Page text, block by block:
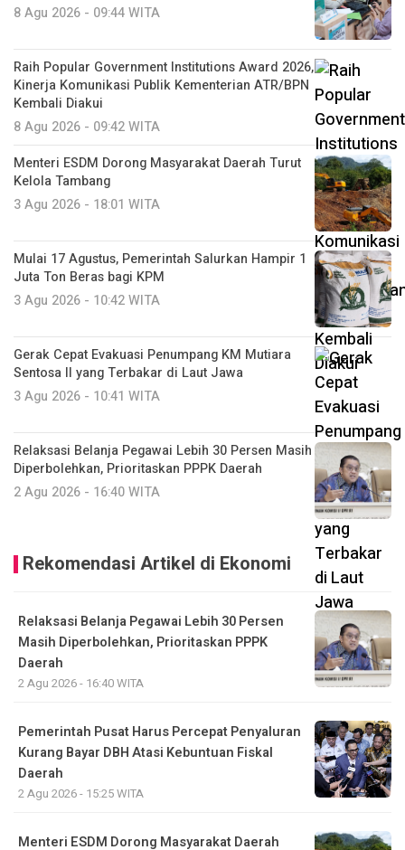
8 Agu 2026 - 09:44 WITA
Raih Popular Government Institutions Award 2026,
Kinerja Komunikasi Publik Kementerian ATR/BPN
Kembali Diakui
8 Agu 2026 - 09:42 WITA
Menteri ESDM Dorong Masyarakat Daerah Turut
Kelola Tambang
3 Agu 2026 - 18:01 WITA
Mulai 17 Agustus, Pemerintah Salurkan Hampir 1
Juta Ton Beras bagi KPM
3 Agu 2026 - 10:42 WITA
Gerak Cepat Evakuasi Penumpang KM Mutiara
Sentosa II yang Terbakar di Laut Jawa
3 Agu 2026 - 10:41 WITA
Relaksasi Belanja Pegawai Lebih 30 Persen Masih
Diperbolehkan, Prioritaskan PPPK Daerah
2 Agu 2026 - 16:40 WITA
Rekomendasi Artikel di Ekonomi
Relaksasi Belanja Pegawai Lebih 30 Persen
Masih Diperbolehkan, Prioritaskan PPPK
Daerah
2 Agu 2026 - 16:40 WITA
Pemerintah Pusat Harus Percepat Penyaluran
Kurang Bayar DBH Atasi Kebuntuan Fiskal
Daerah
2 Agu 2026 - 15:25 WITA
Menteri ESDM Dorong Masyarakat Daerah